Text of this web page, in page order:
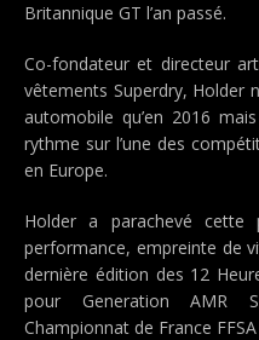
Britannique GT l’an passé.
Co-fondateur et directeur
vêtements Superdry, Holder
automobile qu’en 2016
rythme sur l’une des
en Europe.
Holder a parachevé cette
performance, empreinte de
dernière édition des 12
pour Generation AMR
Championnat de France